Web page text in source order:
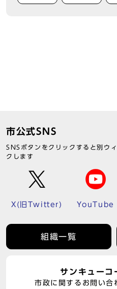
市公式SNS
SNSボタンをクリックすると別ウ
クします
X(旧Twitter) YouTube
組織一覧
サンキューコ
市政に関するお問い合